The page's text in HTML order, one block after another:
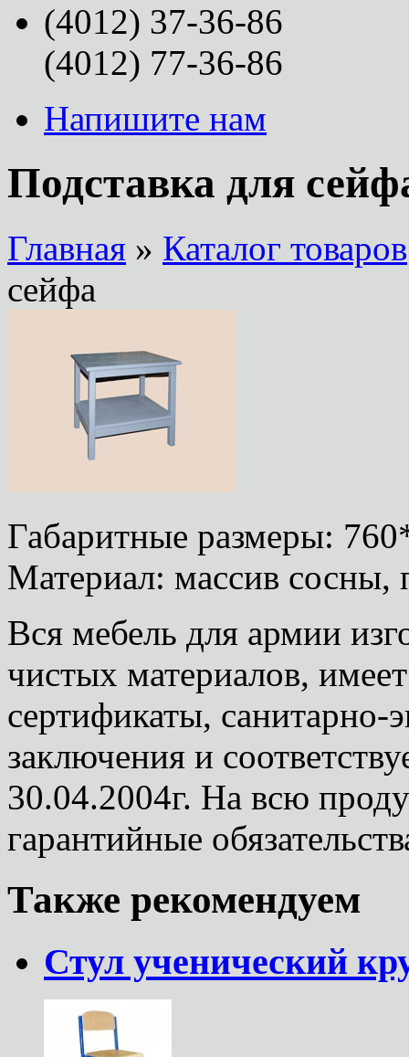
(4012) 37-36-86
(4012) 77-36-86
Напишите нам
Подставка для
Главная » Каталог товаров
сейфа
Габаритные размеры:
Материал: массив сосны,
Вся мебель для армии
чистых материалов,
сертификаты, санитарно-
заключения и
30.04.2004г. На всю
гарантийные
Также рекомендуем
Стул ученический